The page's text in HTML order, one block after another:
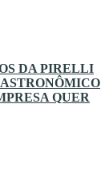
DA PIRELLI
QUER